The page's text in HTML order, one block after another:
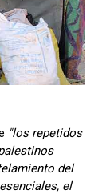
"los repetidos
del
el